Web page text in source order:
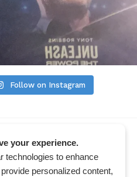
Follow on Instagram
your experience.
technologies to enhance
personalized content,